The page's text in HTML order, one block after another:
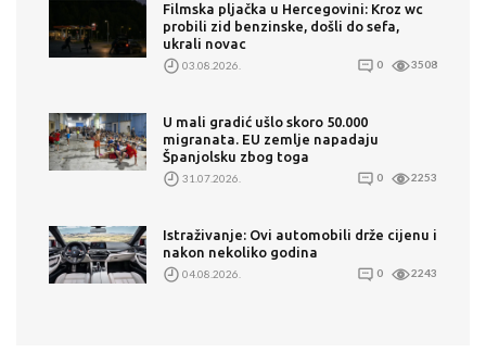
Filmska pljačka u Hercegovini: Kroz wc
probili zid benzinske, došli do sefa,
ukrali novac
03.08.2026. 0 3508
U mali gradić ušlo skoro 50.000
migranata. EU zemlje napadaju
Španjolsku zbog toga
31.07.2026. 0 2253
Istraživanje: Ovi automobili drže cijenu i
nakon nekoliko godina
04.08.2026. 0 2243